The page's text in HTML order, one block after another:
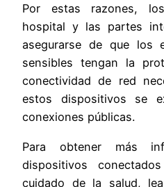
Por estas razones,
hospital y las partes
asegurarse de que los
sensibles tengan la
conectividad de red
estos dispositivos se
conexiones públicas.
Para obtener más
dispositivos
cuidado de la salud,